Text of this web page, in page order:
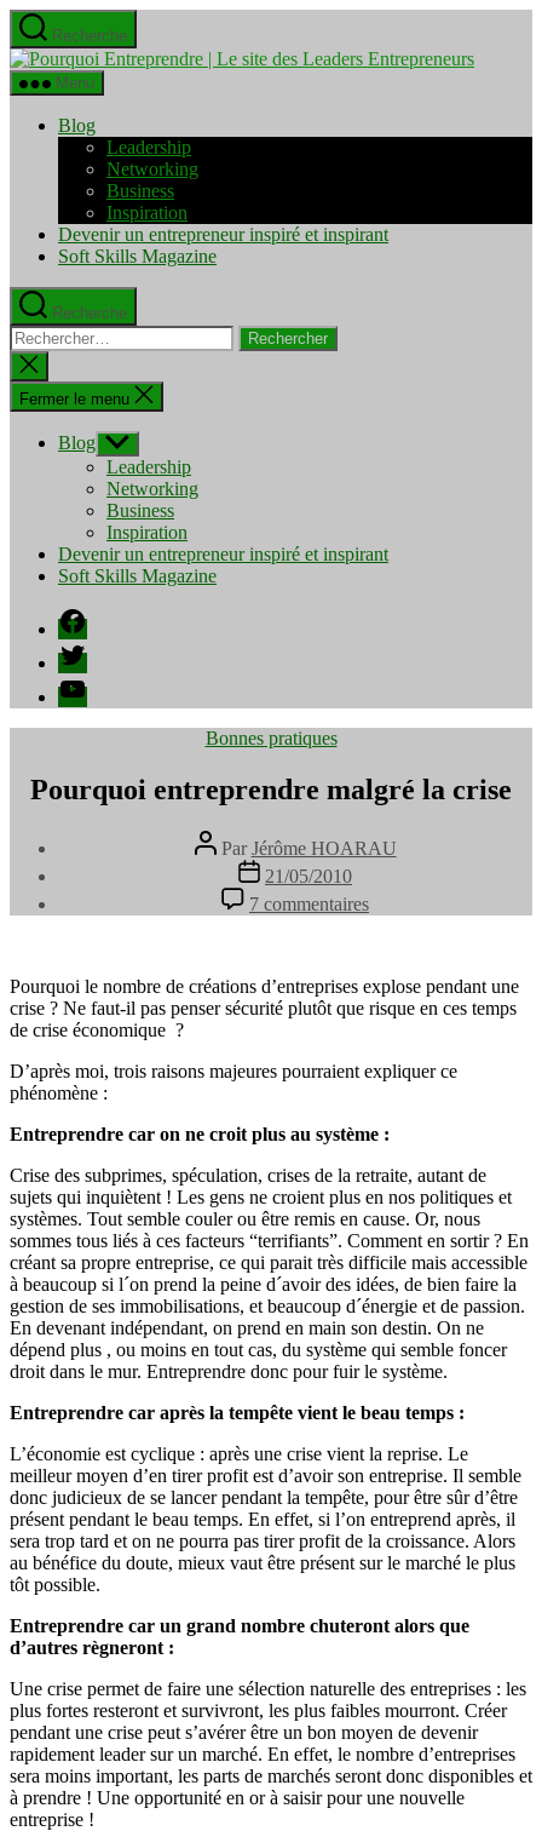
Aller
au
contenu
Recherche
Pourquoi
Menu
Blog
Leadership
Networking
Business
Inspiration
Devenir un entrepreneur inspiré et inspirant
Soft Skills Magazine
Recherche
Rechercher :
Fermer
la
recherche
Fermer le menu
Blog Afficher
le
sous-
menu
Leadership
Networking
Business
Inspiration
Devenir un entrepreneur inspiré et inspirant
Soft Skills Magazine
Facebook
Twitter
YouTube
Catégories
Bonnes pratiques
Pourquoi entreprendre malgré la crise
Auteur
de
l’article
Par Jérôme HOARAU
Date
de
l’article
21/05/2010
7 commentaires
Pourquoi
la
crise
Pourquoi le nombre de créations d’entreprises explose pendant une
crise ? Ne faut-il pas penser sécurité plutôt que risque en ces temps
de crise économique ?
D’après moi, trois raisons majeures pourraient expliquer ce
phénomène :
Entreprendre car on ne croit plus au système :
Crise des subprimes, spéculation, crises de la retraite, autant de
sujets qui inquiètent ! Les gens ne croient plus en nos politiques et
systèmes. Tout semble couler ou être remis en cause. Or, nous
sommes tous liés à ces facteurs “terrifiants”. Comment en sortir ? En
créant sa propre entreprise, ce qui parait très difficile mais accessible
à beaucoup si l´on prend la peine d´avoir des idées, de bien faire la
gestion de ses immobilisations, et beaucoup d´énergie et de passion.
En devenant indépendant, on prend en main son destin. On ne
dépend plus , ou moins en tout cas, du système qui semble foncer
droit dans le mur. Entreprendre donc pour fuir le système.
Entreprendre car après la tempête vient le beau temps :
L’économie est cyclique : après une crise vient la reprise. Le
meilleur moyen d’en tirer profit est d’avoir son entreprise. Il semble
donc judicieux de se lancer pendant la tempête, pour être sûr d’être
présent pendant le beau temps. En effet, si l’on entreprend après, il
sera trop tard et on ne pourra pas tirer profit de la croissance. Alors
au bénéfice du doute, mieux vaut être présent sur le marché le plus
tôt possible.
Entreprendre car un grand nombre chuteront alors que
d’autres règneront :
Une crise permet de faire une sélection naturelle des entreprises : les
plus fortes resteront et survivront, les plus faibles mourront. Créer
pendant une crise peut s’avérer être un bon moyen de devenir
rapidement leader sur un marché. En effet, le nombre d’entreprises
sera moins important, les parts de marchés seront donc disponibles et
à prendre ! Une opportunité en or à saisir pour une nouvelle
entreprise !